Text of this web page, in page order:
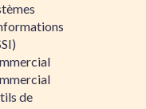
de